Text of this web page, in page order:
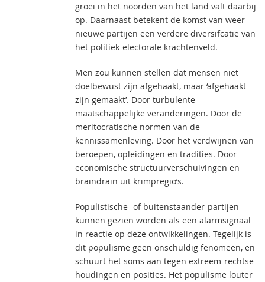
groei in het noorden van het land valt daarbij
op. Daarnaast betekent de komst van weer
nieuwe partijen een verdere diversifcatie van
het politiek-electorale krachtenveld.
Men zou kunnen stellen dat mensen niet
doelbewust zijn afgehaakt, maar ‘afgehaakt
zijn gemaakt’. Door turbulente
maatschappelijke veranderingen. Door de
meritocratische normen van de
kennissamenleving. Door het verdwijnen van
beroepen, opleidingen en tradities. Door
economische structuurverschuivingen en
braindrain uit krimpregio’s.
Populistische- of buitenstaander-partijen
kunnen gezien worden als een alarmsignaal
in reactie op deze ontwikkelingen. Tegelijk is
dit populisme geen onschuldig fenomeen, en
schuurt het soms aan tegen extreem-rechtse
houdingen en posities. Het populisme louter